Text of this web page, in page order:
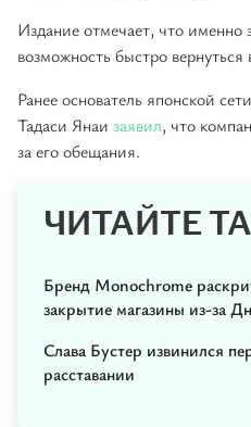
Издание отмечает, что
возможность быстро
Ранее основатель японской
Тадаси Янаи заявил, что
за его обещания.
ЧИТАЙТЕ
Бренд Monochrome
закрытие магазины из-за
Слава Бустер извинился
расставании